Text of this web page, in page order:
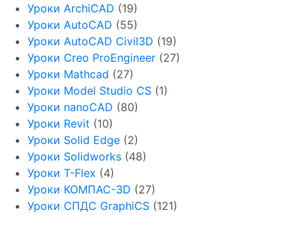
Уроки ArchiCAD (19)
Уроки AutoCAD (55)
Уроки AutoCAD Civil3D (19)
Уроки Creo ProEngineer (27)
Уроки Mathcad (27)
Уроки Model Studio CS (1)
Уроки nanoCAD (80)
Уроки Revit (10)
Уроки Solid Edge (2)
Уроки Solidworks (48)
Уроки T-Flex (4)
Уроки КОМПАС-3D (27)
Уроки СПДС GraphiCS (121)